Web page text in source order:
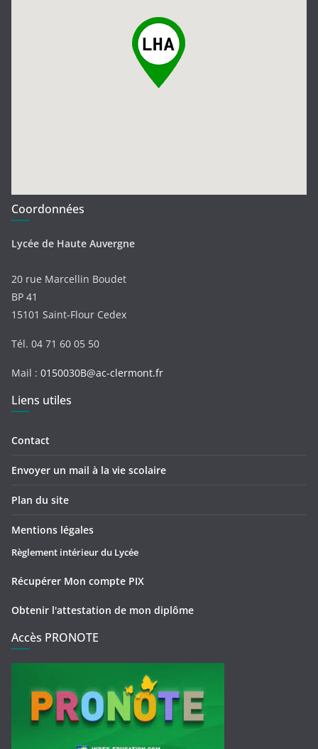
Coordonnées
Lycée de Haute Auvergne
20 rue Marcellin Boudet
BP 41
15101 Saint-Flour Cedex
Tél. 04 71 60 05 50
Mail : 0150030B@ac-clermont.fr
Liens utiles
Contact
Envoyer un mail à la vie scolaire
Plan du site
Mentions légales
Règlement intérieur du Lycée
Récupérer Mon compte PIX
Obtenir l'attestation de mon diplôme
Accès PRONOTE